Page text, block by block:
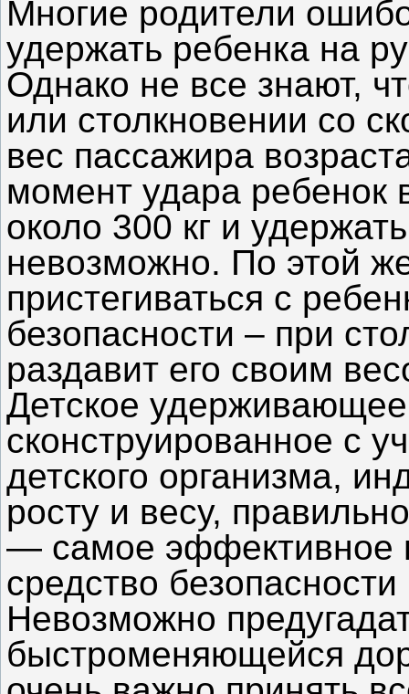
Многие родители
удержать ребенка на
Однако не все знают,
или столкновении со
вес пассажира
момент удара ребенок
около 300 кг и
невозможно. По этой
пристегиваться с
безопасности – при
раздавит его своим
Детское удерживающее
сконструированное с
детского организма,
росту и весу,
— самое эффективное
средство
Невозможно
быстроменяющейся